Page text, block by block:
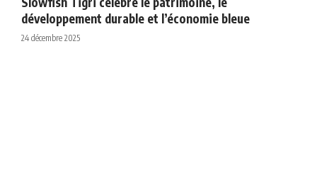
développement durable et l’économie bleue
24 décembre 2025